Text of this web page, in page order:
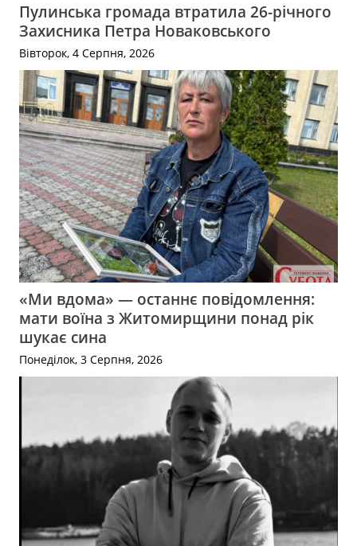
Пулинська громада втратила 26-річного
Захисника Петра Новаковського
Вівторок, 4 Серпня, 2026
«Ми вдома» — останнє повідомлення:
мати воїна з Житомирщини понад рік
шукає сина
Понеділок, 3 Серпня, 2026